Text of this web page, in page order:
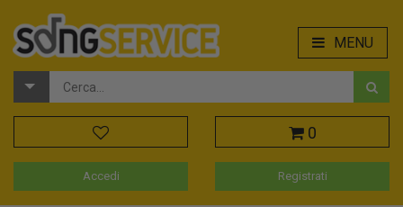
MENU
0
Accedi Registrati